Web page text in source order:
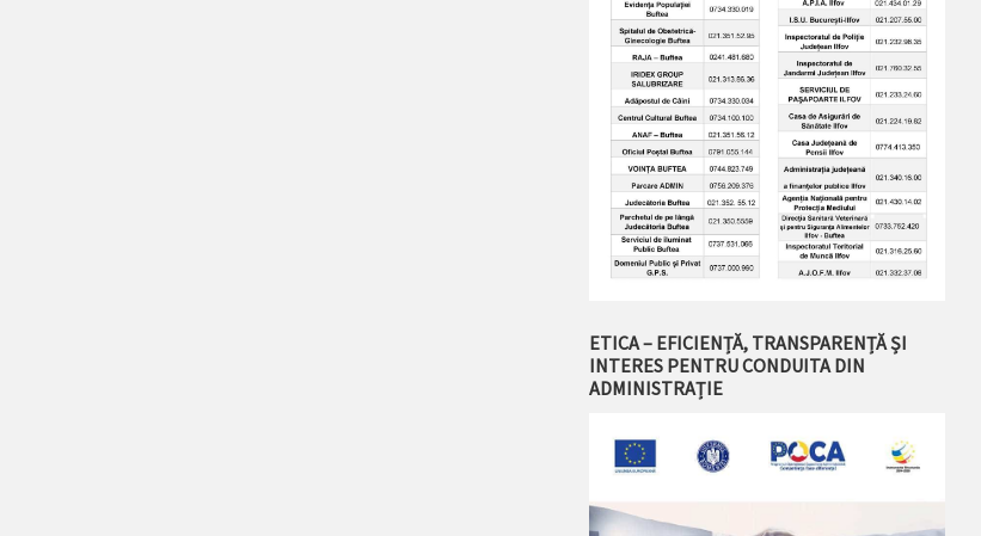
ETICA – EFICIENȚĂ, TRANSPARENȚĂ ȘI
INTERES PENTRU CONDUITA DIN
ADMINISTRAȚIE